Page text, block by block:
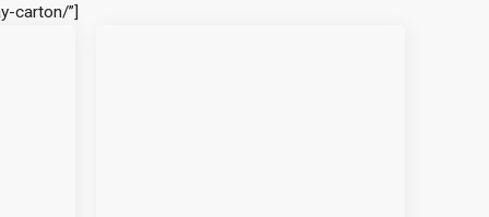
carton/”]